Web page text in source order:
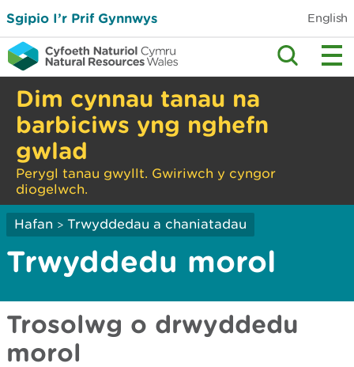
Sgipio I’r Prif Gynnwys English
Dim cynnau tanau na
barbiciws yng nghefn
gwlad
Perygl tanau gwyllt. Gwiriwch y cyngor
diogelwch.
Hafan > Trwyddedau a chaniatadau
Trwyddedu morol
Trosolwg o drwyddedu
morol